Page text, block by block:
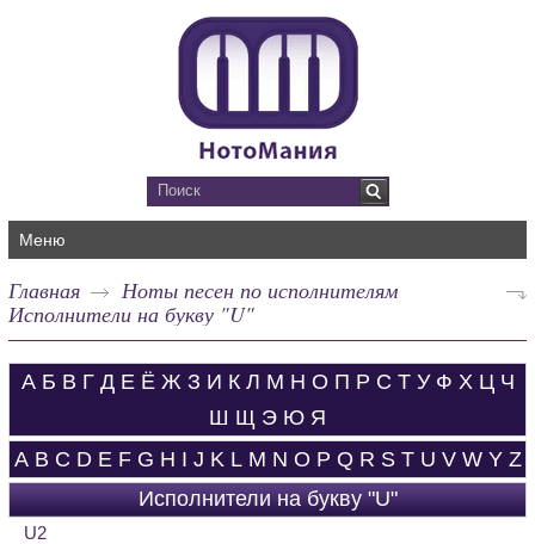
Меню
Главная
Ноты песен по исполнителям
Исполнители на букву "U"
А Б В Г Д Е Ё Ж З И К Л М Н О П Р С Т У Ф Х Ц Ч
Ш Щ Э Ю Я
A B C D E F G H I J K L M N O P Q R S T U V W Y Z
Исполнители на букву "U"
U2